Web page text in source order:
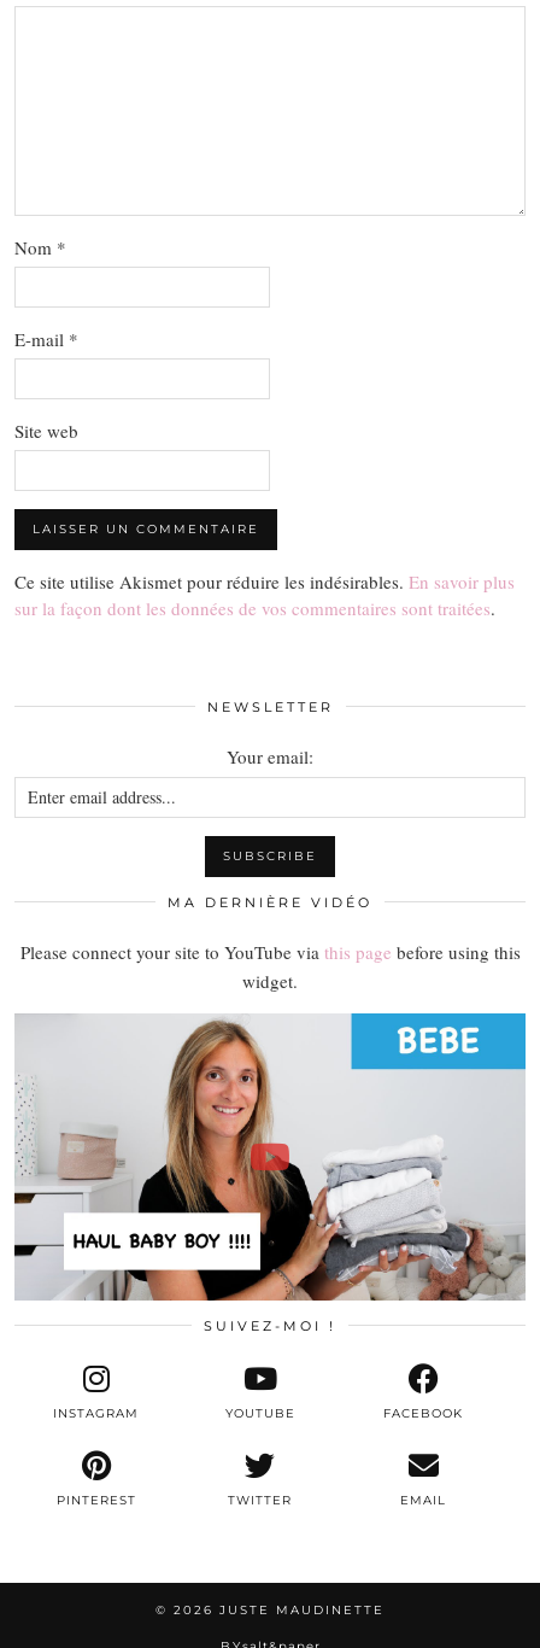
Nom *
E-mail *
Site web
Ce site utilise Akismet pour réduire les indésirables. En savoir plus
sur la façon dont les données de vos commentaires sont traitées.
NEWSLETTER
Your email:
MA DERNIÈRE VIDÉO
Please connect your site to YouTube via this page before using this
widget.
SUIVEZ-MOI !
TWITTER
INSTAGRAM FACEBOOK
PINTEREST
YOUTUBE
EMAIL
© 2026 JUSTE MAUDINETTE